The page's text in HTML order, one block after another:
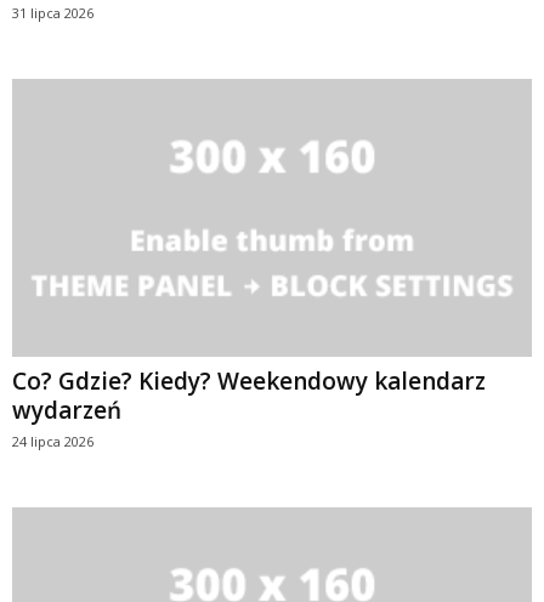
31 lipca 2026
Co? Gdzie? Kiedy? Weekendowy kalendarz
wydarzeń
24 lipca 2026